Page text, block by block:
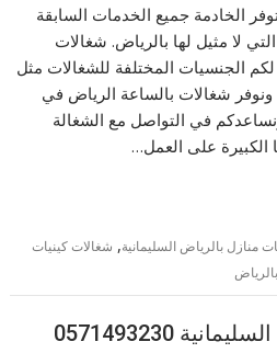
الخادمة جميع الخدمات السابقة
لا مثيل لها بالرياض. شغالات
الجنسيات المختلفة للشغالات مثل
ونوفر شغالات بالساعة الرياض في
في التواصل مع الشغالة
الكبيرة على العمل…
منازل بالرياض السليمانية, شغالات كينيات
0571493230